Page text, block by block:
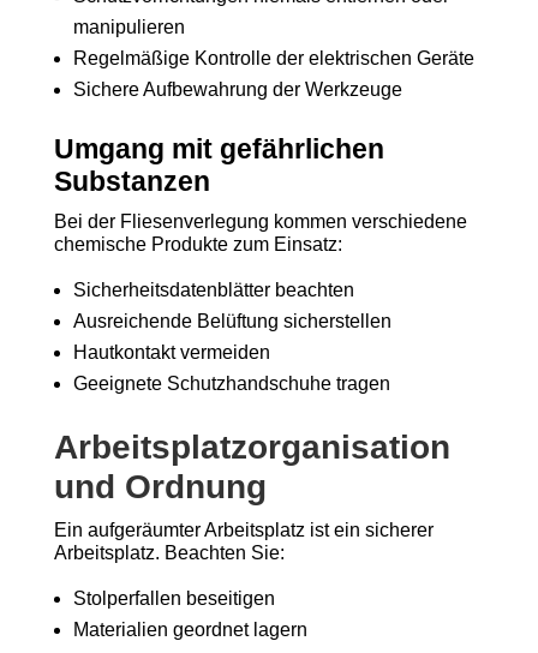
manipulieren
Regelmäßige Kontrolle der elektrischen Geräte
Sichere Aufbewahrung der Werkzeuge
Umgang mit gefährlichen
Substanzen
Bei der Fliesenverlegung kommen verschiedene
chemische Produkte zum Einsatz:
Sicherheitsdatenblätter beachten
Ausreichende Belüftung sicherstellen
Hautkontakt vermeiden
Geeignete Schutzhandschuhe tragen
Arbeitsplatzorganisation
und Ordnung
Ein aufgeräumter Arbeitsplatz ist ein sicherer
Arbeitsplatz. Beachten Sie:
Stolperfallen beseitigen
Materialien geordnet lagern